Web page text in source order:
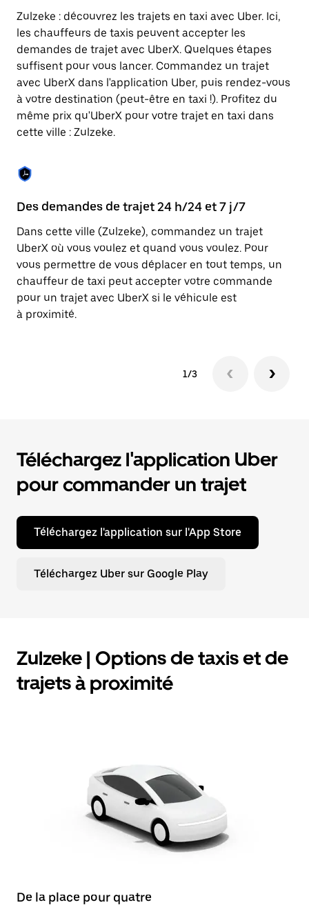
une
date.
Appuyez
sur
la
touche
Échap
pour
fermer
le
Zulzeke : découvrez les trajets en taxi avec Uber. Ici,
les chauffeurs de taxis peuvent accepter les
demandes de trajet avec UberX. Quelques étapes
suffisent pour vous lancer. Commandez un trajet
avec UberX dans l'application Uber, puis rendez-vous
à votre destination (peut-être en taxi !). Profitez du
même prix qu'UberX pour votre trajet en taxi dans
cette ville : Zulzeke.
Des demandes de trajet 24 h/24 et 7 j/7
Dans cette ville (Zulzeke), commandez un trajet
UberX où vous voulez et quand vous voulez. Pour
vous permettre de vous déplacer en tout temps, un
chauffeur de taxi peut accepter votre commande
pour un trajet avec UberX si le véhicule est
à proximité.
1/3
Téléchargez l'application Uber
pour commander un trajet
Téléchargez l'application sur l'App Store
Téléchargez Uber sur Google Play
Zulzeke | Options de taxis et de
trajets à proximité
De la place pour quatre